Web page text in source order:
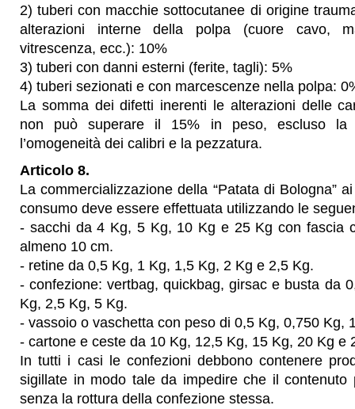
2) tuberi con macchie sottocutanee di origine
alterazioni interne della polpa (cuore cavo,
vitrescenza, ecc.): 10%
3) tuberi con danni esterni (ferite, tagli): 5%
4) tuberi sezionati e con marcescenze nella polpa:
La somma dei difetti inerenti le alterazioni delle
non può superare il 15% in peso, escluso la
l’omogeneità dei calibri e la pezzatura.
Articolo 8.
La commercializzazione della “Patata di Bologna”
consumo deve essere effettuata utilizzando le
- sacchi da 4 Kg, 5 Kg, 10 Kg e 25 Kg con fascia
almeno 10 cm.
- retine da 0,5 Kg, 1 Kg, 1,5 Kg, 2 Kg e 2,5 Kg.
- confezione: vertbag, quickbag, girsac e busta da
Kg, 2,5 Kg, 5 Kg.
- vassoio o vaschetta con peso di 0,5 Kg, 0,750 Kg,
- cartone e ceste da 10 Kg, 12,5 Kg, 15 Kg, 20 Kg e
In tutti i casi le confezioni debbono contenere
sigillate in modo tale da impedire che il contenuto
senza la rottura della confezione stessa.